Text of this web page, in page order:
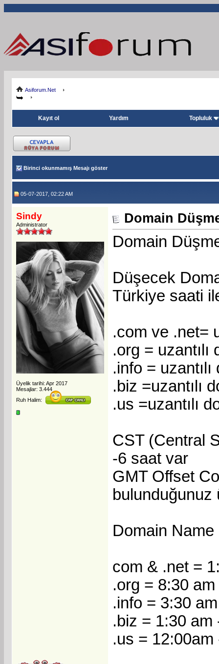
Asiforum.Net
Kayıt ol Yardım Topluluk
Birinci okunmamış Mesajı göster
05-07-2017, 02:22 AM
Sindy
Administrator
Üyelik tarihi: Apr 2017
Mesajlar: 3.444
Ruh Halim:
Domain
Domain
Düşecek
Türkiye saati
.com ve .net=
.org =
.info =
.biz =uzantılı
.us =uzantılı
CST (Central
-6 saat var
GMT Offset
bulunduğunuz
Domain
com & .net =
.org = 8:30
.info = 3:30
.biz = 1:30
.us =